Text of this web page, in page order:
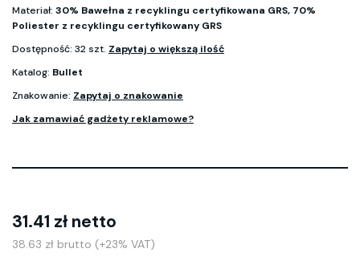
Materiał: 30% Bawełna z recyklingu certyfikowana GRS, 70%
Poliester z recyklingu certyfikowany GRS
Dostępność: 32 szt. Zapytaj o większą ilość
Katalog: Bullet
Znakowanie: Zapytaj o znakowanie
Jak zamawiać gadżety reklamowe?
31.41 zł netto
38.63 zł brutto (+23% VAT)